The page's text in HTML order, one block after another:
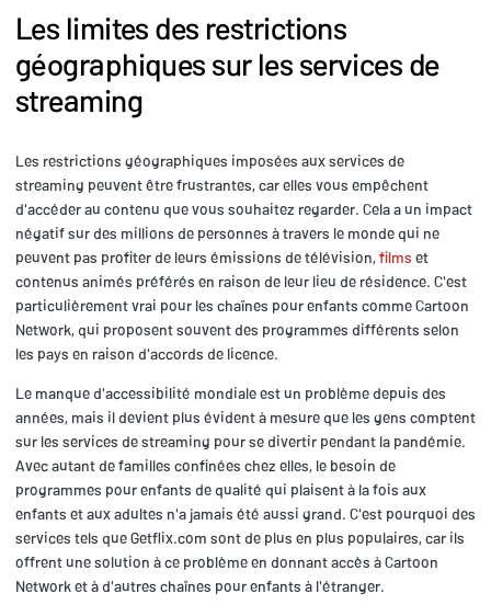
Les limites des restrictions
géographiques sur les services de
streaming
Les restrictions géographiques imposées aux services de
streaming peuvent être frustrantes, car elles vous empêchent
d'accéder au contenu que vous souhaitez regarder. Cela a un impact
négatif sur des millions de personnes à travers le monde qui ne
peuvent pas profiter de leurs émissions de télévision,films et
contenus animés préférés en raison de leur lieu de résidence. C'est
particulièrement vrai pour les chaînes pour enfants comme Cartoon
Network, qui proposent souvent des programmes différents selon
les pays en raison d'accords de licence.
Le manque d'accessibilité mondiale est un problème depuis des
années, mais il devient plus évident à mesure que les gens comptent
sur les services de streaming pour se divertir pendant la pandémie.
Avec autant de familles confinées chez elles, le besoin de
programmes pour enfants de qualité qui plaisent à la fois aux
enfants et aux adultes n'a jamais été aussi grand. C'est pourquoi des
services tels que Getflix.com sont de plus en plus populaires, car ils
offrent une solution à ce problème en donnant accès à Cartoon
Network et à d'autres chaînes pour enfants à l'étranger.